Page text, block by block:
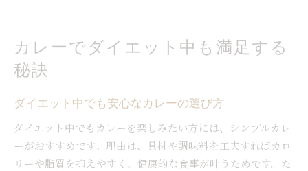
カレーでダイエット中も満足する
秘訣
ダイエット中でも安心なカレーの選び方
ダイエット中でもカレーを楽しみたい方には、シンプルカレ
ーがおすすめです。理由は、具材や調味料を工夫すればカロ
リーや脂質を抑えやすく、健康的な食事が叶うためです。た